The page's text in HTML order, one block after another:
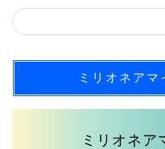
ミリオネア
ミリオネア